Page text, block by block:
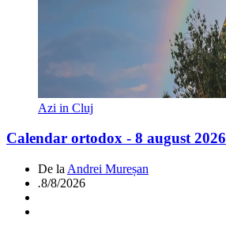
Azi in Cluj
Calendar ortodox - 8 august 2026
De la Andrei Mureșan
.8/8/2026